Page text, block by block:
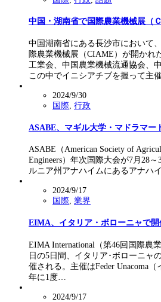
中国・湖南省で国際農業機械展（
中国湖南省にある長沙市において
際農業機械展（CIAME）が開かれ
工業会、中国農業機械流通協会、
この中でイニシアチブを握って主
2024/9/30
国際, 行政
ASABE、マギル大学・マドラマー
ASABE（American Society of
Engineers）年次国際大会が7月28
ルニア州アナハイムにあるアナハ
2024/9/17
国際, 業界
EIMA、イタリア・ボローニャで開
EIMA International（第46回国際農
日の5日間、イタリア･ボローニャ
催される。主催はFeder Unacoma
年に1度…
2024/9/17